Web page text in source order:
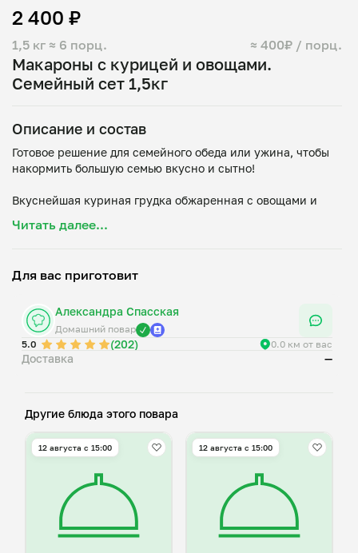
Макароны с курицей и овощами.
Семейный сет 1,5кг
1,5 кг ≈ 6 порц. ≈ 400₽ / порц.
2 400 ₽
Описание и состав
Готовое решение для семейного обеда или ужина, чтобы
накормить большую семью вкусно и сытно!
Вкуснейшая куриная грудка обжаренная с овощами и
Читать далее...
Для вас приготовит
Александра Спасская
Домашний повар
5.0
(202) 0.0 км от вас
Доставка —
Другие блюда этого повара
12 августа с 15:00 12 августа с 15:00